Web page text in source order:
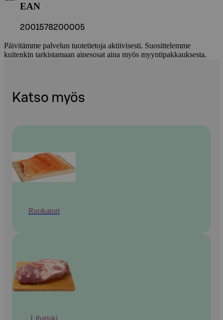
EAN
2001578200005
Päivitämme palvelun tuotetietoja aktiivisesti. Suosittelemme
kuitenkin tarkistamaan ainesosat aina myös myyntipakkauksesta.
Katso myös
Ruokatori
Lihatiski